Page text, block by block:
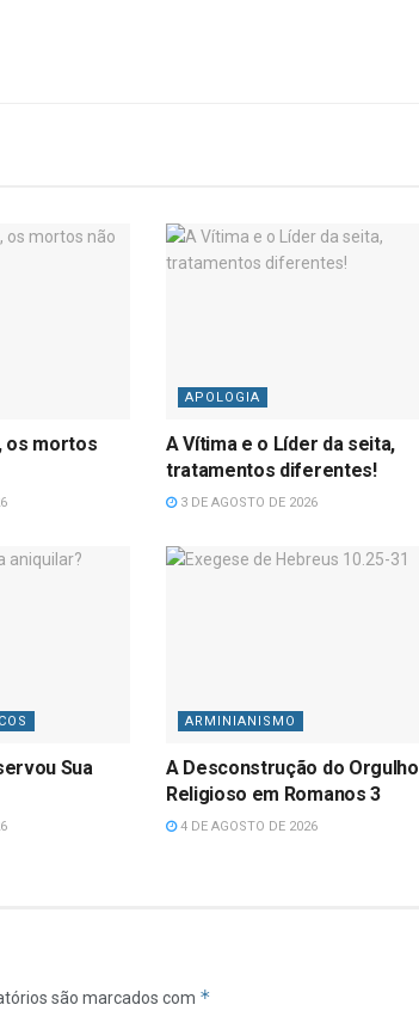
os mortos
APOLOGIA
A Vítima e o Líder da seita,
tratamentos diferentes!
3 DE AGOSTO DE 2026
Sua
ARMINIANISMO
A Desconstrução do Orgulho
Religioso em Romanos 3
4 DE AGOSTO DE 2026
são marcados com *